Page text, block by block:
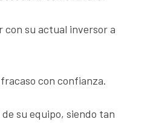
con su actual inversor a
con confianza.
su equipo, siendo tan